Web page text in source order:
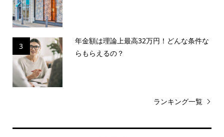
3
年金額は理論上最高32万円！どんな条件な
らもらえるの？
ランキング一覧